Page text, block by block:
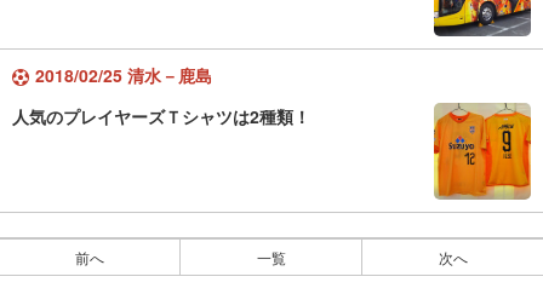
2018/02/25 清水－鹿島
人気のプレイヤーズＴシャツは2種類！
前へ 一覧 次へ